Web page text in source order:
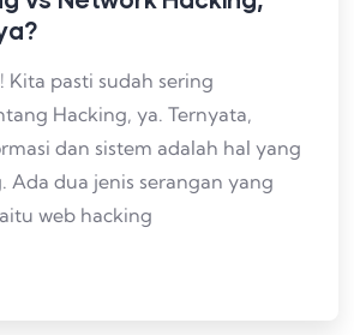
Kita pasti sudah sering
Hacking, ya. Ternyata,
dan sistem adalah hal yang
Ada dua jenis serangan yang
web hacking